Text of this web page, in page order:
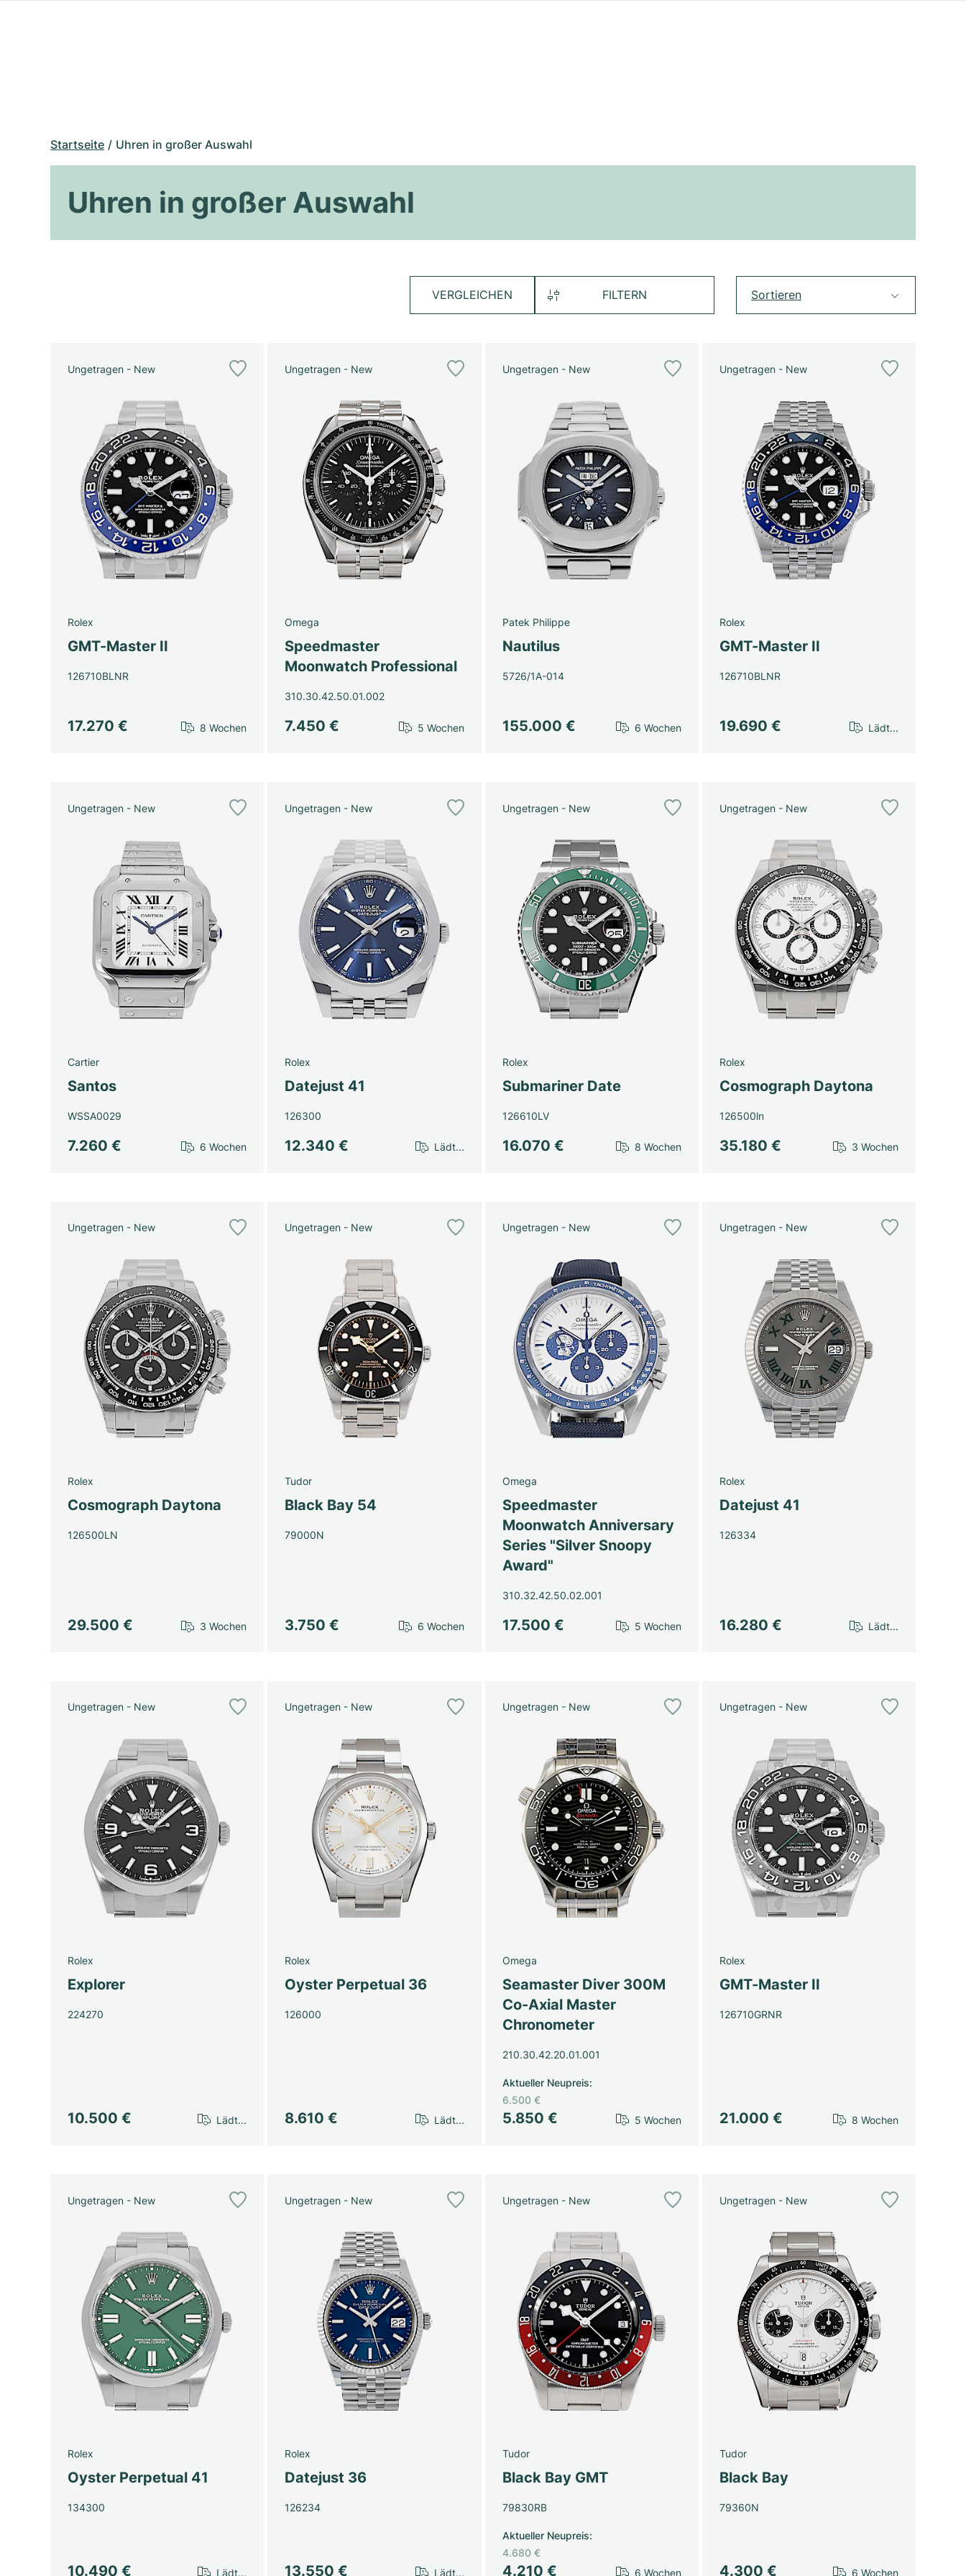
Startseite Uhren in großer Auswahl
Uhren in großer Auswahl
VERGLEICHEN FILTERN Sortieren
Ungetragen - New
Rolex
GMT-Master II
126710BLNR
17.270 € 8 Wochen
Ungetragen - New
Omega
Speedmaster
Moonwatch Professional
310.30.42.50.01.002
7.450 € 5 Wochen
Ungetragen - New
Patek Philippe
Nautilus
5726/1A-014
155.000 € 6 Wochen
Ungetragen - New
Rolex
GMT-Master II
126710BLNR
19.690 € Lädt...
Ungetragen - New
Cartier
Santos
WSSA0029
7.260 € 6 Wochen
Ungetragen - New
Rolex
Datejust 41
126300
12.340 € Lädt...
Ungetragen - New
Rolex
Submariner Date
126610LV
16.070 € 8 Wochen
Ungetragen - New
Rolex
Cosmograph Daytona
126500ln
35.180 € 3 Wochen
Ungetragen - New
Rolex
Cosmograph Daytona
126500LN
29.500 € 3 Wochen
Ungetragen - New
Tudor
Black Bay 54
79000N
3.750 € 6 Wochen
Ungetragen - New
Omega
Speedmaster
Moonwatch Anniversary
Series "Silver Snoopy
Award"
310.32.42.50.02.001
17.500 € 5 Wochen
Ungetragen - New
Rolex
Datejust 41
126334
16.280 € Lädt...
Ungetragen - New
Rolex
Explorer
224270
10.500 € Lädt...
Ungetragen - New
Rolex
Oyster Perpetual 36
126000
8.610 € Lädt...
Ungetragen - New
Omega
Seamaster Diver 300M
Co-Axial Master
Chronometer
210.30.42.20.01.001
5.850 €
Aktueller Neupreis:
6.500 €
5 Wochen
Ungetragen - New
Rolex
GMT-Master II
126710GRNR
21.000 € 8 Wochen
Ungetragen - New
Rolex
Oyster Perpetual 41
134300
10.490 € Lädt...
Ungetragen - New
Rolex
Datejust 36
126234
13.550 € Lädt...
Ungetragen - New
Tudor
Black Bay GMT
79830RB
4.210 €
Aktueller Neupreis:
4.680 €
6 Wochen
Ungetragen - New
Tudor
Black Bay
79360N
4.300 € 6 Wochen